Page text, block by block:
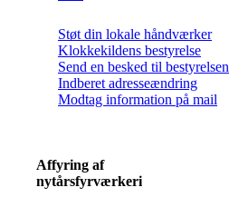
Støt din lokale håndværker
Klokkekildens bestyrelse
Send en besked til bestyrelsen
Indberet adresseændring
Modtag information på mail
Affyring af
nytårsfyrværkeri